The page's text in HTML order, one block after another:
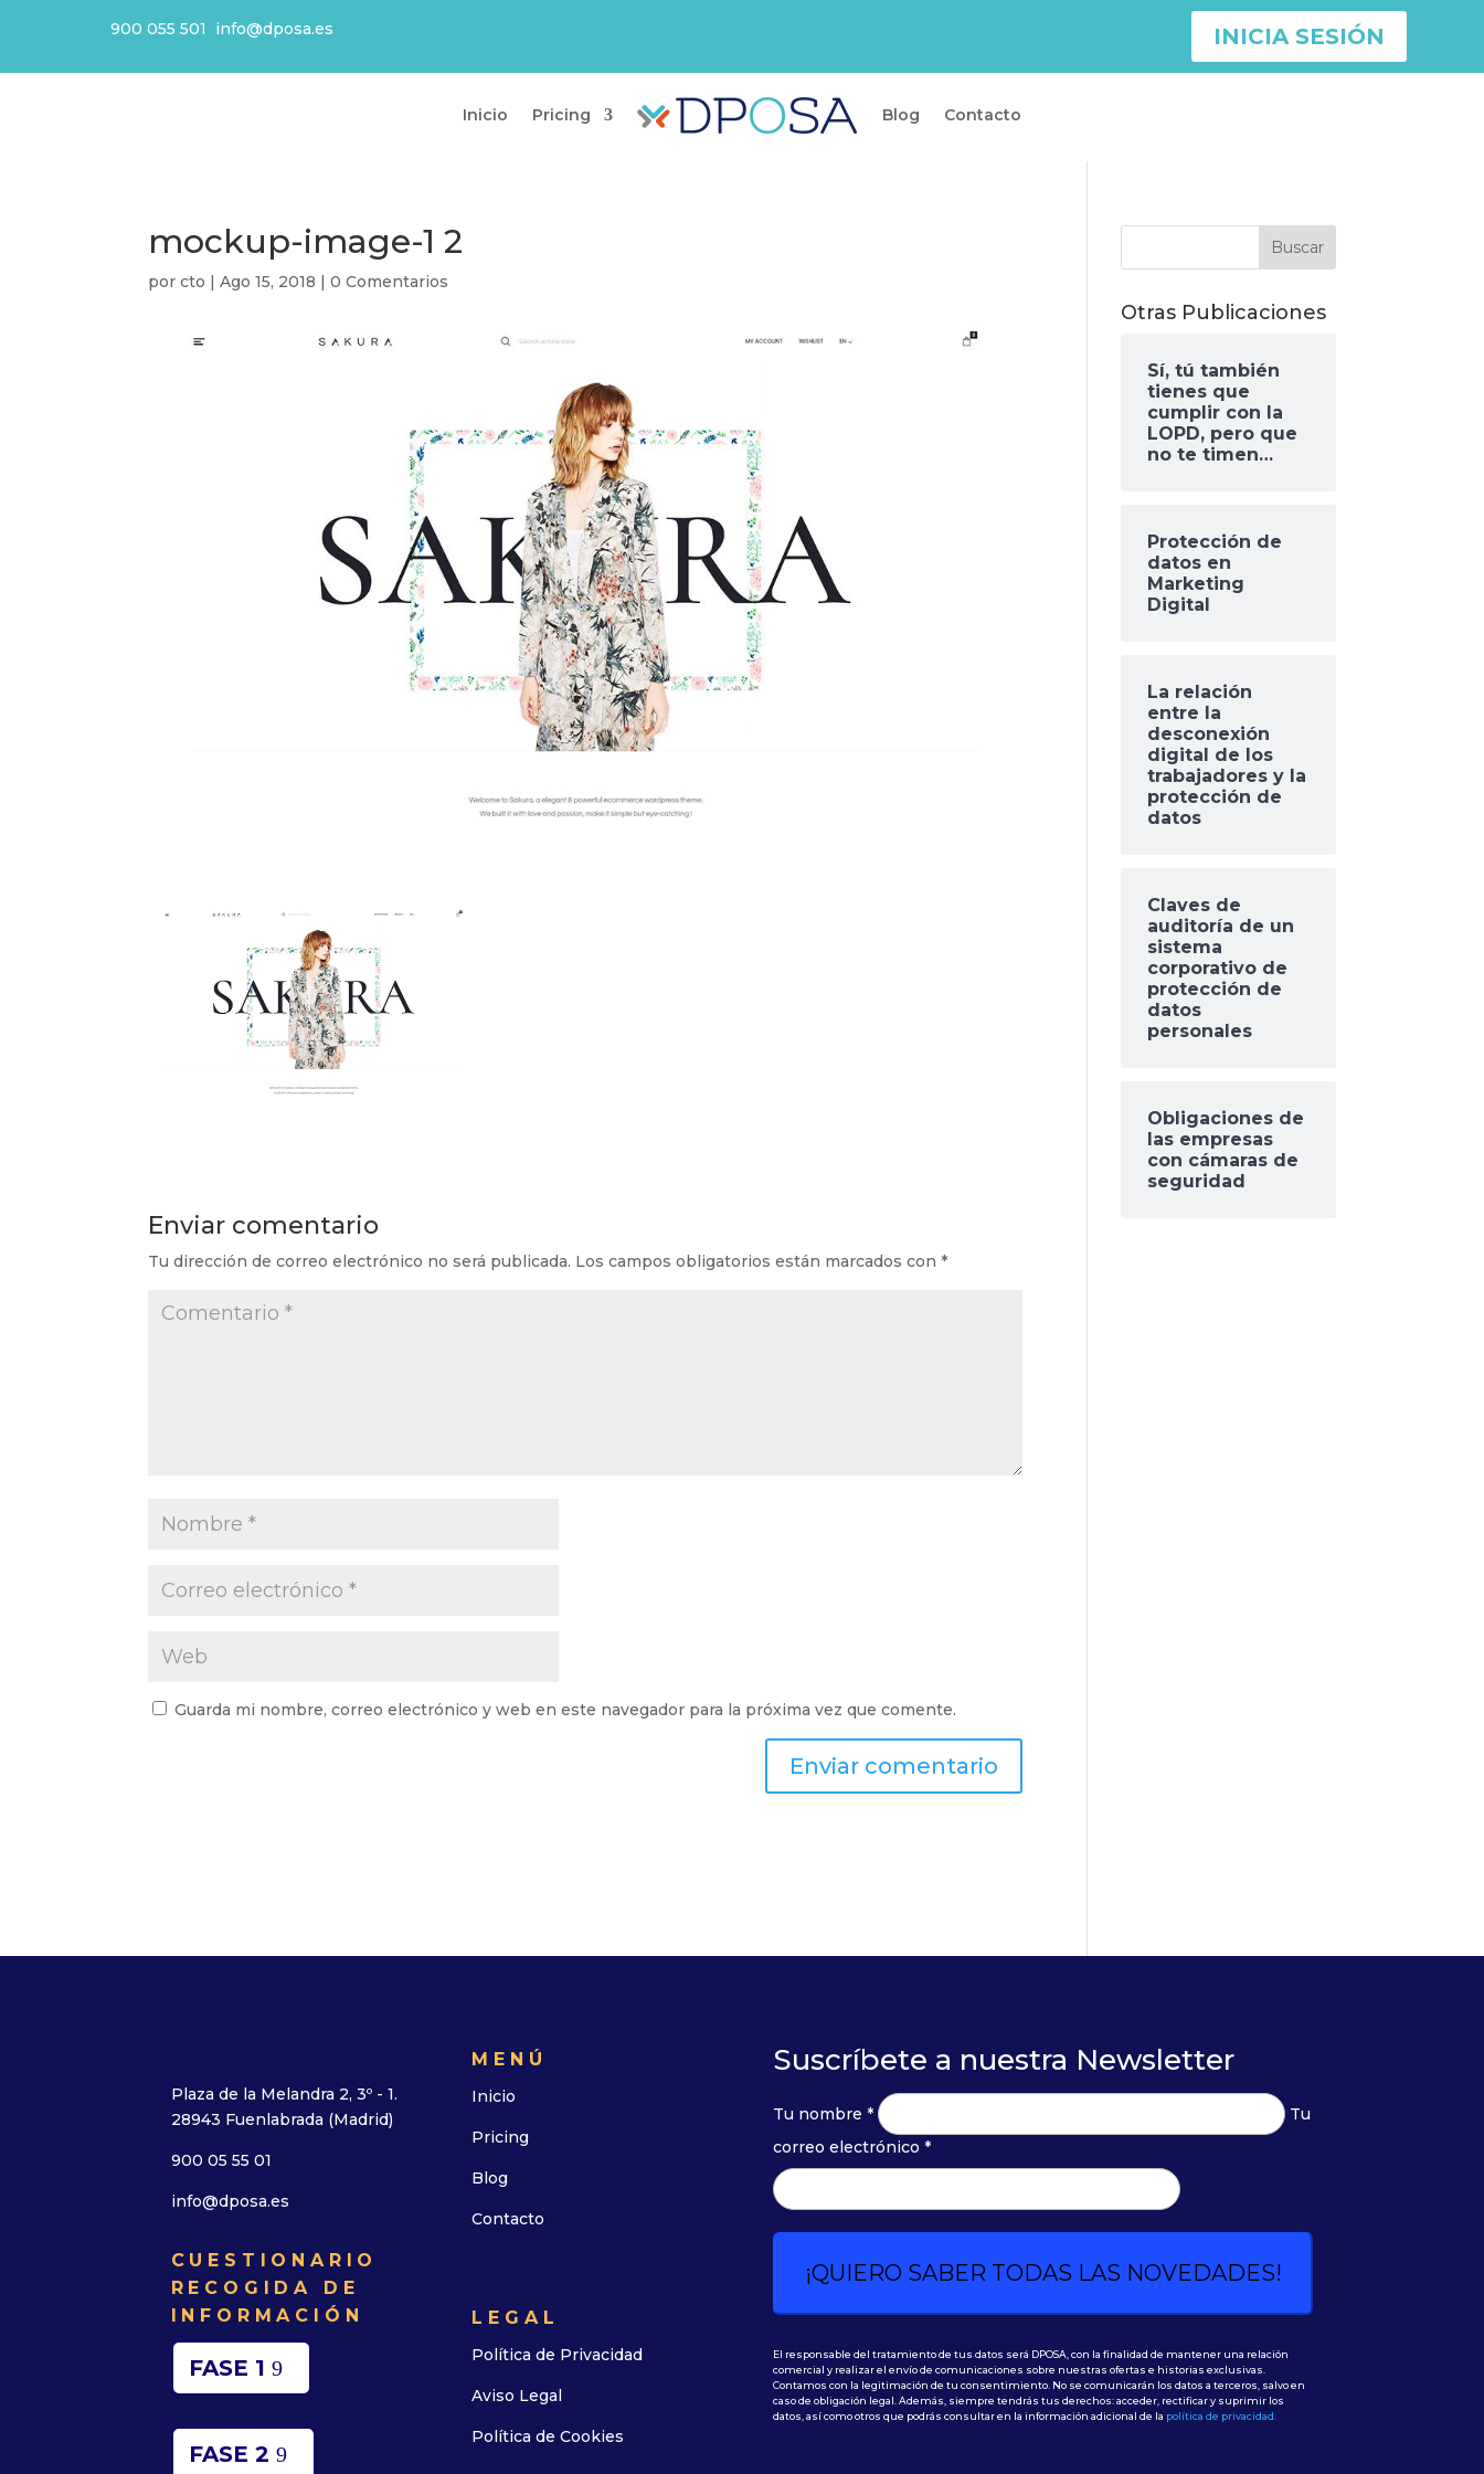
900 055 501 info@dposa.es INICIA SESIÓN
Inicio Pricing Blog Contacto
mockup-image-1 2
porcto |Ago 15, 2018 |0 Comentarios
Enviar comentario
Tu dirección de correo electrónico no será publicada. Los campos obligatorios están marcados con*
Guarda mi nombre, correo electrónico y web en este navegador para la próxima vez que comente.
Otras Publicaciones
Sí, tú también
tienes que
cumplir con la
LOPD, pero que
no te timen…
Protección de
datos en
Marketing
Digital
La relación
entre la
desconexión
digital de los
trabajadores y la
protección de
datos
Claves de
auditoría de un
sistema
corporativo de
protección de
datos
personales
Obligaciones de
las empresas
con cámaras de
seguridad
Plaza de la Melandra 2, 3º - 1.
28943 Fuenlabrada (Madrid)
900 05 55 01
info@dposa.es
CUESTIONARIO
RECOGIDA DE
INFORMACIÓN
FASE 1
FASE 2
MENÚ
Inicio
Pricing
Blog
Contacto
LEGAL
Política de Privacidad
Aviso Legal
Política de Cookies
Suscríbete a nuestra Newsletter
Tu nombre *
Tu
correo electrónico *
El responsable del tratamiento de tus datos será DPOSA, con la finalidad de mantener una relación
comercial y realizar el envío de comunicaciones sobre nuestras ofertas e historias exclusivas.
Contamos con la legitimación de tu consentimiento. No se comunicarán los datos a terceros, salvo en
caso de obligación legal. Además, siempre tendrás tus derechos: acceder, rectificar y suprimir los
datos, así como otros que podrás consultar en la información adicional de la política de privacidad.